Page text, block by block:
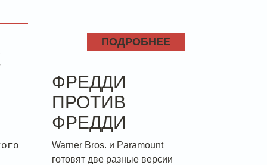
ПОДРОБНЕЕ
ФРЕДДИ
ПРОТИВ
ФРЕДДИ
Warner Bros. и Paramount
готовят две разные версии